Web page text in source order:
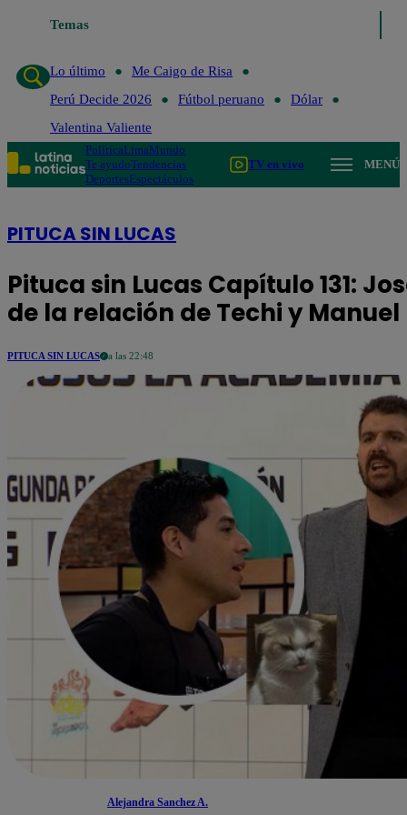
Temas
Lo último
Lo último
Me Caigo de Risa
Perú Decide 2026
Fútbol peruano
Dólar
Valentina Valiente
PolíticaLimaMundo
Te ayudoTendencias
DeportesEspectáculos
TV en vivo MENÚ
PITUCA SIN LUCAS
Pituca sin Lucas Capítulo 131:
de la relación de Techi y Manuel
PITUCA SIN LUCAS a las 22:48
Alejandra Sanchez A.